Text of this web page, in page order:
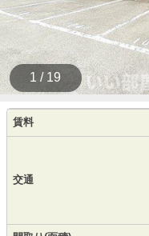
1 / 19
賃料
交通